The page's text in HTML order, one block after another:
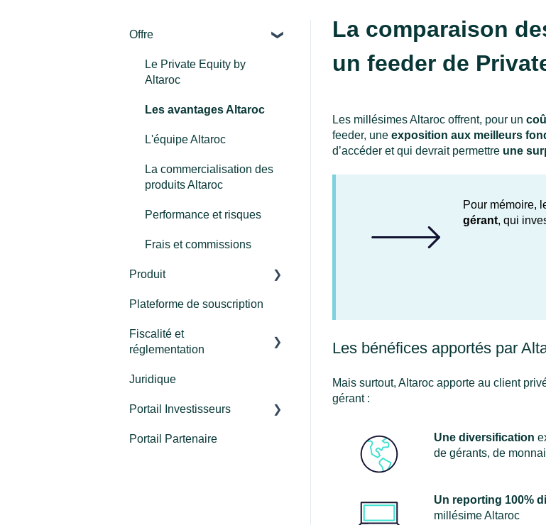
La comparaison
un feeder de
Les millésimes Altaroc offrent, pour un
feeder, une exposition aux meilleurs
d’accéder et qui devrait permettre une
Pour mémoire,
gérant, qui
Les bénéfices apportés par
Mais surtout, Altaroc apporte au client
gérant :
Une diversification
de gérants, de
Un reporting 100%
millésime Altaroc
Offre
Le Private Equity by
Altaroc
Les avantages Altaroc
L'équipe Altaroc
La commercialisation des
produits Altaroc
Performance et risques
Frais et commissions
Produit
Millésime 2024
Millésime 2023
Plateforme de souscription
Fiscalité et
réglementation
Fiscalité
Réglementation
Juridique
Portail Investisseurs
Connexion
Portail Partenaire